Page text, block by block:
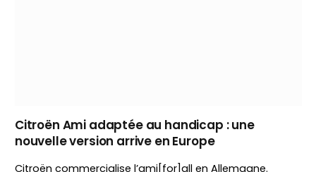
Citroën Ami adaptée au handicap : une
nouvelle version arrive en Europe
Citroën commercialise l’ami[for]all en Allemagne.